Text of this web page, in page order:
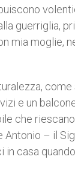
guerriglia,
mia moglie,
e un
che
Antonio – il
casa